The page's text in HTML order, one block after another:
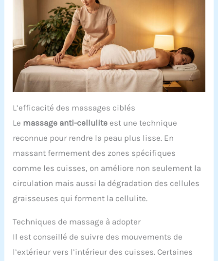
L’efficacité des massages ciblés
Le massage anti-cellulite est une technique
reconnue pour rendre la peau plus lisse. En
massant fermement des zones spécifiques
comme les cuisses, on améliore non seulement la
circulation mais aussi la dégradation des cellules
graisseuses qui forment la cellulite.
Techniques de massage à adopter
Il est conseillé de suivre des mouvements de
l’extérieur vers l’intérieur des cuisses. Certaines